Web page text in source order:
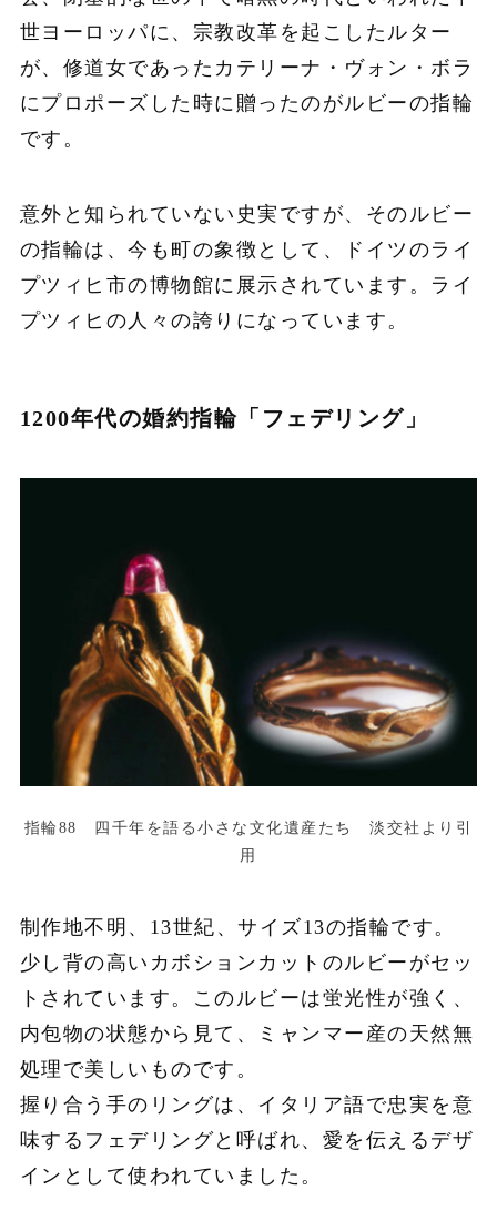
世ヨーロッパに、宗教改革を起こしたルター
が、修道女であったカテリーナ・ヴォン・ボラ
にプロポーズした時に贈ったのがルビーの指輪
です。
意外と知られていない史実ですが、そのルビー
の指輪は、今も町の象徴として、ドイツのライ
プツィヒ市の博物館に展示されています。ライ
プツィヒの人々の誇りになっています。
1200年代の婚約指輪「フェデリング」
指輪88 四千年を語る小さな文化遺産たち 淡交社より引
用
制作地不明、13世紀、サイズ13の指輪です。
少し背の高いカボションカットのルビーがセッ
トされています。このルビーは蛍光性が強く、
内包物の状態から見て、ミャンマー産の天然無
処理で美しいものです。
握り合う手のリングは、イタリア語で忠実を意
味するフェデリングと呼ばれ、愛を伝えるデザ
インとして使われていました。